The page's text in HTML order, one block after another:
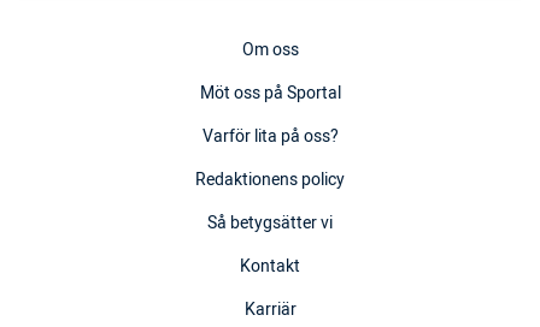
Om oss
Möt oss på Sportal
Varför lita på oss?
Redaktionens policy
Så betygsätter vi
Kontakt
Karriär